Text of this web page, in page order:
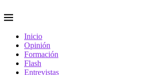
Inicio
Opinión
Formación
Flash
Entrevistas